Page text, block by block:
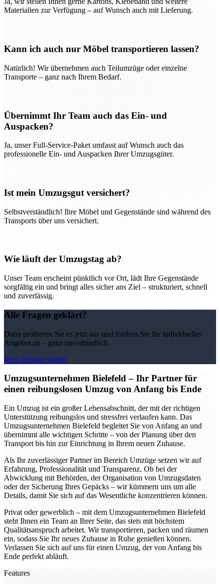
Materialien zur Verfügung – auf Wunsch auch mit Lieferung.
Kann ich auch nur Möbel transportieren lassen?
Natürlich! Wir übernehmen auch Teilumzüge oder einzelne
Transporte – ganz nach Ihrem Bedarf.
Übernimmt Ihr Team auch das Ein- und
Auspacken?
Ja, unser Full-Service-Paket umfasst auf Wunsch auch das
professionelle Ein- und Auspacken Ihrer Umzugsgüter.
Ist mein Umzugsgut versichert?
Selbstverständlich! Ihre Möbel und Gegenstände sind während des
Transports über uns versichert.
Wie läuft der Umzugstag ab?
Unser Team erscheint pünktlich vor Ort, lädt Ihre Gegenstände
sorgfältig ein und bringt alles sicher ans Ziel – strukturiert, schnell
und zuverlässig.
Alle Fragen geklärt?
Dann probieren Sie es jetzt aus und fordern Sie Ihr individuelles
Angebot an – ganz unverbindlich.
Jetzt Anfrage starten
Umzugsunternehmen Bielefeld – Ihr Partner für
einen reibungslosen Umzug von Anfang bis Ende
Ein Umzug ist ein großer Lebensabschnitt, der mit der richtigen
Unterstützung reibungslos und stressfrei verlaufen kann. Das
Umzugsunternehmen Bielefeld begleitet Sie von Anfang an und
übernimmt alle wichtigen Schritte – von der Planung über den
Transport bis hin zur Einrichtung in Ihrem neuen Zuhause.
Als Ihr zuverlässiger Partner im Bereich Umzüge setzen wir auf
Erfahrung, Professionalität und Transparenz. Ob bei der
Abwicklung mit Behörden, der Organisation von Umzugsdaten
oder der Sicherung Ihres Gepäcks – wir kümmern uns um alle
Details, damit Sie sich auf das Wesentliche konzentrieren können.
Privat oder gewerblich – mit dem Umzugsunternehmen Bielefeld
steht Ihnen ein Team an Ihrer Seite, das stets mit höchstem
Qualitätsanspruch arbeitet. Wir transportieren, packen und räumen
ein, sodass Sie Ihr neues Zuhause in Ruhe genießen können.
Verlassen Sie sich auf uns für einen Umzug, der von Anfang bis
Ende perfekt abläuft.
Features